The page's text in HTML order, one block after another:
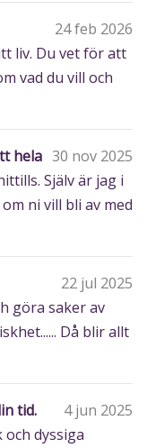
24 feb 2026
liv. Du vet för att
vad du vill och
hela 30 nov 2025
Själv är jag i
ni vill bli av med
22 jul 2025
göra saker av
Då blir allt
tid.
4 jun 2025
dyssiga